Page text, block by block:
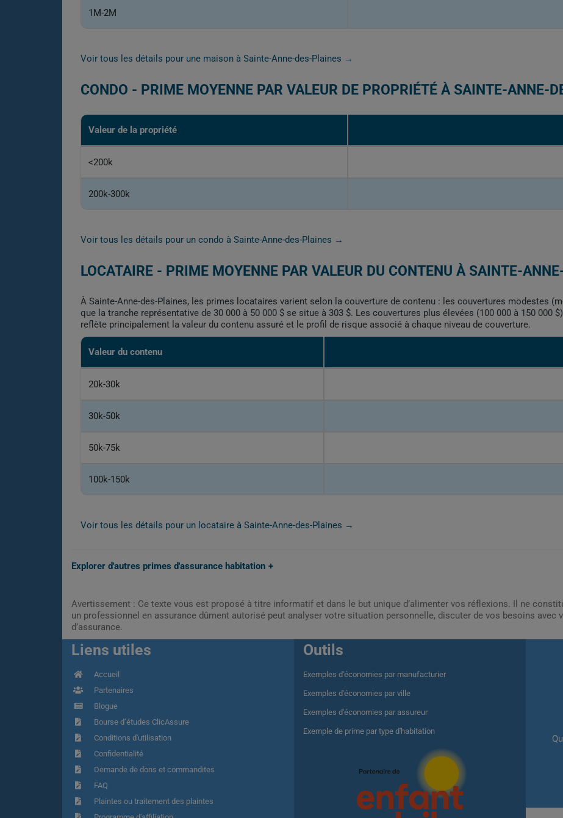
1M-2M
Voir tous les détails pour une maison à Sainte-Anne-des-Plaines →
CONDO - PRIME MOYENNE PAR VALEUR DE PROPRIÉTÉ À SAINTE-ANNE-
Valeur de la propriété
<200k
200k-300k
Voir tous les détails pour un condo à Sainte-Anne-des-Plaines →
LOCATAIRE - PRIME MOYENNE PAR VALEUR DU CONTENU À SAINTE-
À Sainte-Anne-des-Plaines, les primes locataires varient selon la couverture de contenu : les couvertures modestes
que la tranche représentative de 30 000 à 50 000 $ se situe à 303 $. Les couvertures plus élevées (100 000 à 150 000
reflète principalement la valeur du contenu assuré et le profil de risque associé à chaque niveau de couverture.
Valeur du contenu
20k-30k
30k-50k
50k-75k
100k-150k
Voir tous les détails pour un locataire à Sainte-Anne-des-Plaines →
Explorer d'autres primes d'assurance habitation
Avertissement : Ce texte vous est proposé à titre informatif et dans le but unique d’alimenter vos réflexions. Il ne
un professionnel en assurance dûment autorisé peut analyser votre situation personnelle, discuter de vos besoins avec
d’assurance.
Liens utiles
Accueil
Partenaires
Blogue
Bourse d’études ClicAssure
Conditions d'utilisation
Confidentialité
Demande de dons et commandites
FAQ
Plaintes ou traitement des plaintes
Outils
Exemples d'économies par manufacturier
Exemples d'économies par ville
Exemples d'économies par assureur
Exemple de prime par type d'habitation